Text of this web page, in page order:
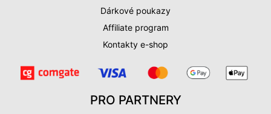
Dárkové poukazy
Affiliate program
Kontakty e-shop
PRO PARTNERY